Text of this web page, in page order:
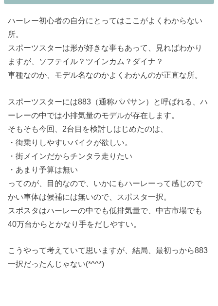
ハーレー初心者の自分にとってはここがよくわからない
所。
スポーツスターは形が好きな事もあって、見ればわかり
ますが、ソフテイル？ツインカム？ダイナ？
車種なのか、モデル名なのかよくわかんのが正直な所。
スポーツスターには883（通称パパサン）と呼ばれる、ハ
ーレーの中では小排気量のモデルが存在します。
そもそも今回、2台目を検討しはじめたのは、
・街乗りしやすいバイクが欲しい。
・街メインだからチンタラ走りたい
・あまり予算は無い
ってのが、目的なので、いかにもハーレーって感じので
かい車体は候補には無いので、スポスタ一択。
スポスタはハーレーの中でも低排気量で、中古市場でも
40万台からとかなり手をだしやすい。
こうやって考えていて思いますが、結局、最初っから883
一択だったんじゃない(*^^*)